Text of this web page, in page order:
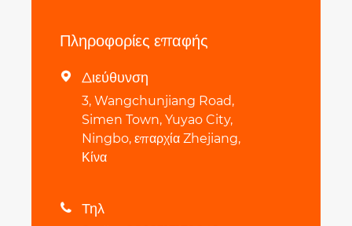
Πληροφορίες επαφής
 Διεύθυνση
3, Wangchunjiang Road,
Simen Town, Yuyao City,
Ningbo, επαρχία Zhejiang,
Κίνα
 Τηλ